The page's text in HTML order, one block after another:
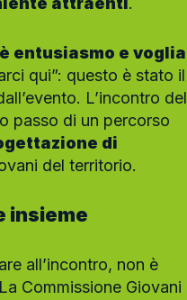
entusiasmo e voglia
qui”: questo è stato il
L’incontro del
passo di un percorso
di
del territorio.
insieme
all’incontro, non è
Commissione Giovani